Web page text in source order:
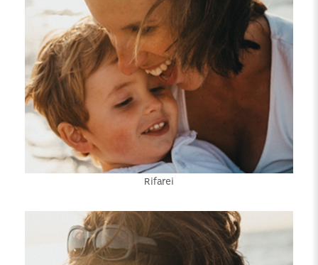
Rifarei